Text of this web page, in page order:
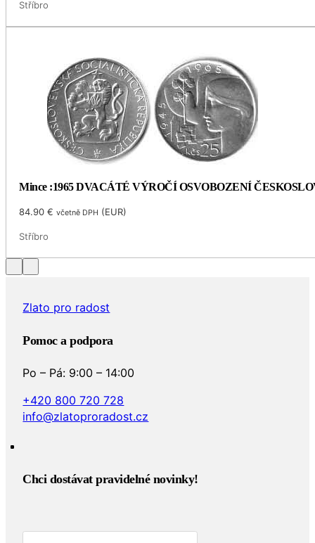
Stříbro
Mince :1965 DVACÁTÉ VÝROČÍ OSVOBOZENÍ
84.90€ včetně DPH (EUR)
Stříbro
Zlato pro radost
Pomoc a podpora
Po – Pá: 9:00 – 14:00
+420 800 720 728
info@zlatoproradost.cz
Chci dostávat pravidelné novinky!​